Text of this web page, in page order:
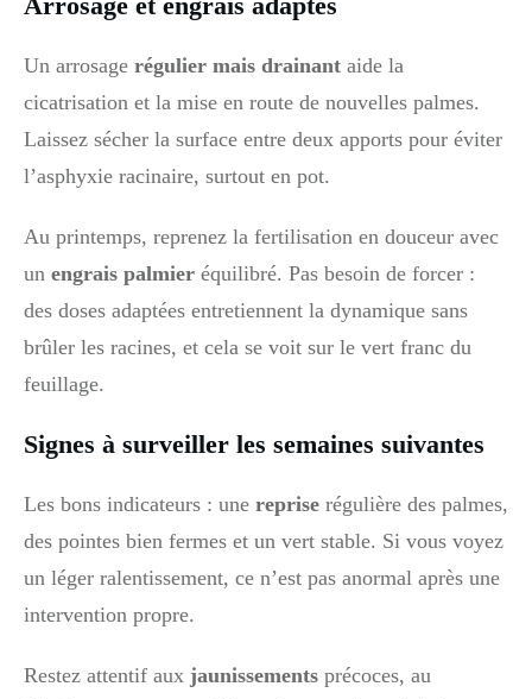
Un arrosage régulier mais drainant aide la
cicatrisation et la mise en route de nouvelles palmes.
Laissez sécher la surface entre deux apports pour éviter
l’asphyxie racinaire, surtout en pot.
Au printemps, reprenez la fertilisation en douceur avec
un engrais palmier équilibré. Pas besoin de forcer :
des doses adaptées entretiennent la dynamique sans
brûler les racines, et cela se voit sur le vert franc du
feuillage.
Signes à surveiller les semaines suivantes
Les bons indicateurs : une reprise régulière des palmes,
des pointes bien fermes et un vert stable. Si vous voyez
un léger ralentissement, ce n’est pas anormal après une
intervention propre.
Restez attentif aux jaunissements précoces, au